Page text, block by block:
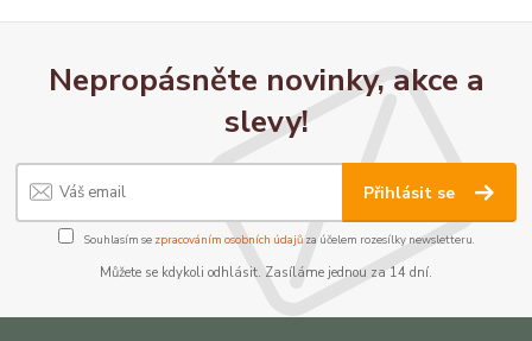
Nepropásněte novinky, akce a
slevy!
Přihlásit se
Souhlasím se zpracováním osobních údajůza účelem rozesílky newsletteru.
Můžete se kdykoli odhlásit. Zasíláme jednou za 14 dní.